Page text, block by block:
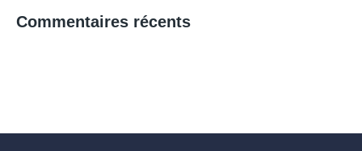
Commentaires récents